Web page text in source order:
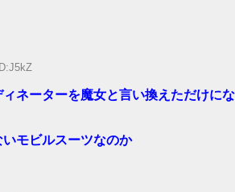
ネーターを魔女と言い換えただけにな
モビルスーツなのか